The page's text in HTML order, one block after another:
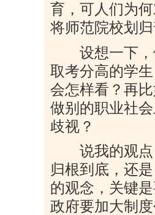
育，可人们为
将师范院校划
设想一下，
取考分高的学
会怎样看？再
做别的职业社
歧视？
说我的观点
归根到底，还
的观念，关键
政府要加大制